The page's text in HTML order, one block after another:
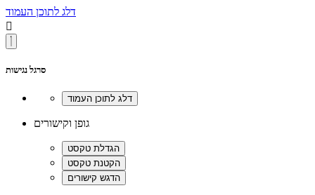
דלג לתוכן העמוד

סרגל נגישות
גופן וקישורים